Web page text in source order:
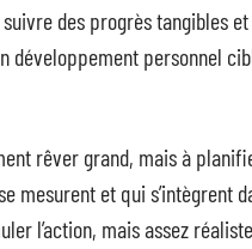
des progrès tangibles
développement personnel
rêver grand, mais à
mesurent et qui s’intègrent
l’action, mais assez